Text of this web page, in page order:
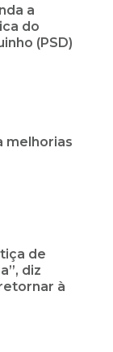
a
do
(PSD)
melhorias
de
diz
à